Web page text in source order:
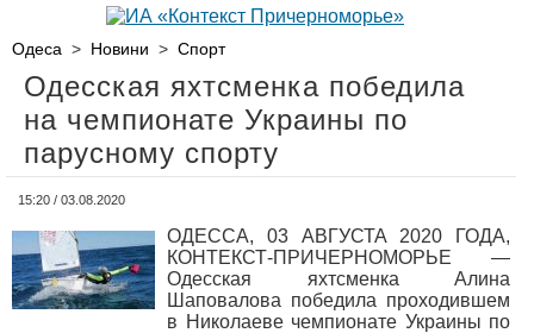
Одеса > Новини > Спорт
Одесская яхтсменка победила
на чемпионате Украины по
парусному спорту
15:20 / 03.08.2020
ОДЕССА, 03 АВГУСТА 2020 ГОДА,
КОНТЕКСТ-ПРИЧЕРНОМОРЬЕ —
Одесская яхтсменка Алина
Шаповалова победила проходившем
в Николаеве чемпионате Украины по